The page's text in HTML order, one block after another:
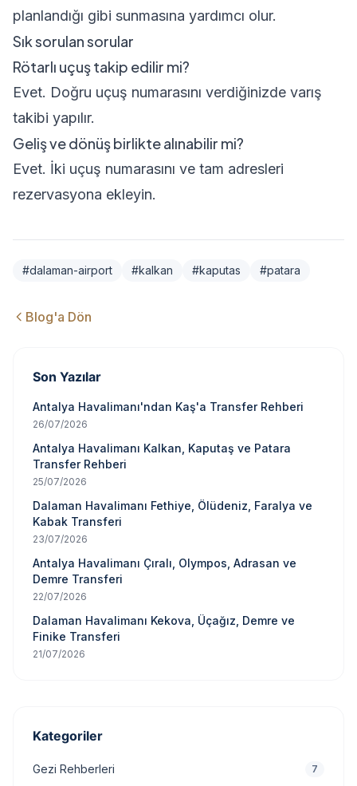
planlandığı gibi sunmasına yardımcı olur.
Sık sorulan sorular
Rötarlı uçuş takip edilir mi?
Evet. Doğru uçuş numarasını verdiğinizde varış
takibi yapılır.
Geliş ve dönüş birlikte alınabilir mi?
Evet. İki uçuş numarasını ve tam adresleri
rezervasyona ekleyin.
#dalaman-airport #kalkan #kaputas #patara
Blog'a Dön
Son Yazılar
Antalya Havalimanı'ndan Kaş'a Transfer Rehberi
26/07/2026
Antalya Havalimanı Kalkan, Kaputaş ve Patara
Transfer Rehberi
25/07/2026
Dalaman Havalimanı Fethiye, Ölüdeniz, Faralya ve
Kabak Transferi
23/07/2026
Antalya Havalimanı Çıralı, Olympos, Adrasan ve
Demre Transferi
22/07/2026
Dalaman Havalimanı Kekova, Üçağız, Demre ve
Finike Transferi
21/07/2026
Kategoriler
Gezi Rehberleri 7